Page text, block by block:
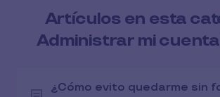
Artículos en esta
Administrar mi
¿Cómo evito quedarme sin